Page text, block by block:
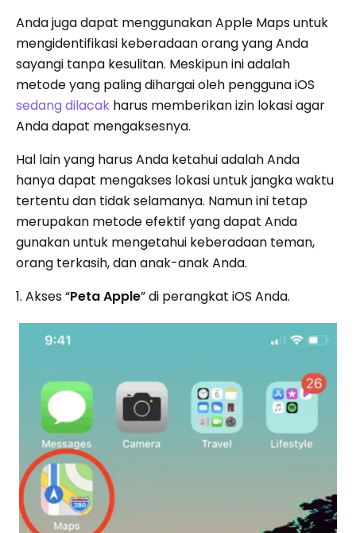
Anda juga dapat menggunakan Apple Maps untuk
mengidentifikasi keberadaan orang yang Anda
sayangi tanpa kesulitan. Meskipun ini adalah
metode yang paling dihargai oleh pengguna iOS
sedang dilacak harus memberikan izin lokasi agar
Anda dapat mengaksesnya.
Hal lain yang harus Anda ketahui adalah Anda
hanya dapat mengakses lokasi untuk jangka waktu
tertentu dan tidak selamanya. Namun ini tetap
merupakan metode efektif yang dapat Anda
gunakan untuk mengetahui keberadaan teman,
orang terkasih, dan anak-anak Anda.
1. Akses “Peta Apple” di perangkat iOS Anda.